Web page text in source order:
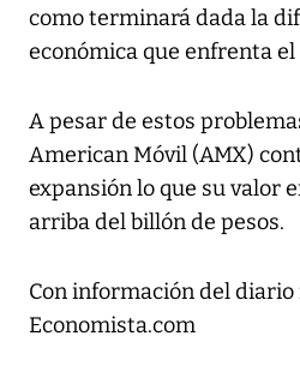
como terminará dada la
económica que enfrenta
A pesar de estos
American Móvil (AMX)
expansión lo que su valor
arriba del billón de pesos.
Con información del
Economista.com